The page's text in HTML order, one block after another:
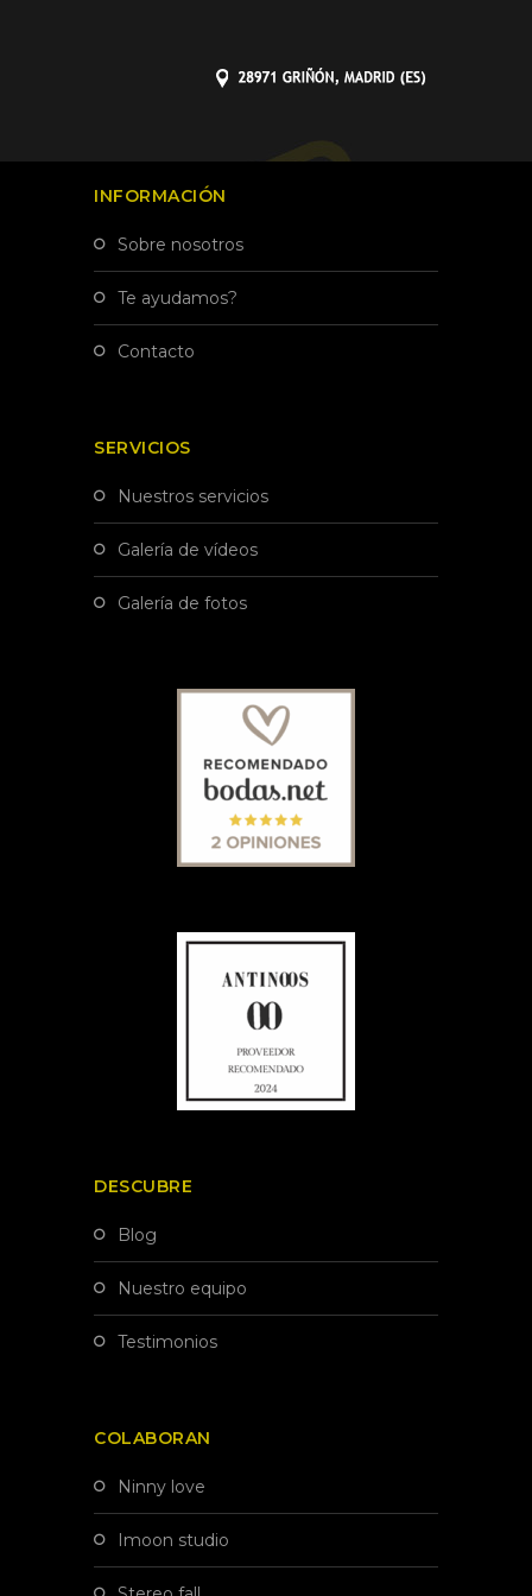
INFORMACIÓN
sobre nosotros
te ayudamos?
contacto
SERVICIOS
nuestros servicios
galería de vídeos
galería de fotos
DESCUBRE
blog
nuestro equipo
testimonios
COLABORAN
ninny love
imoon studio